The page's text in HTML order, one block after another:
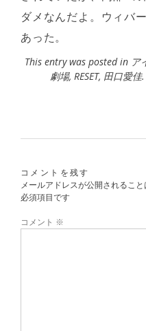
ダメなんだよ。ウィバ
あった。
This entry was posted in ア
劇場, RESET, 田口愛佳
コメントを残す
メールアドレスが公開されること
必須項目です
コメント ※